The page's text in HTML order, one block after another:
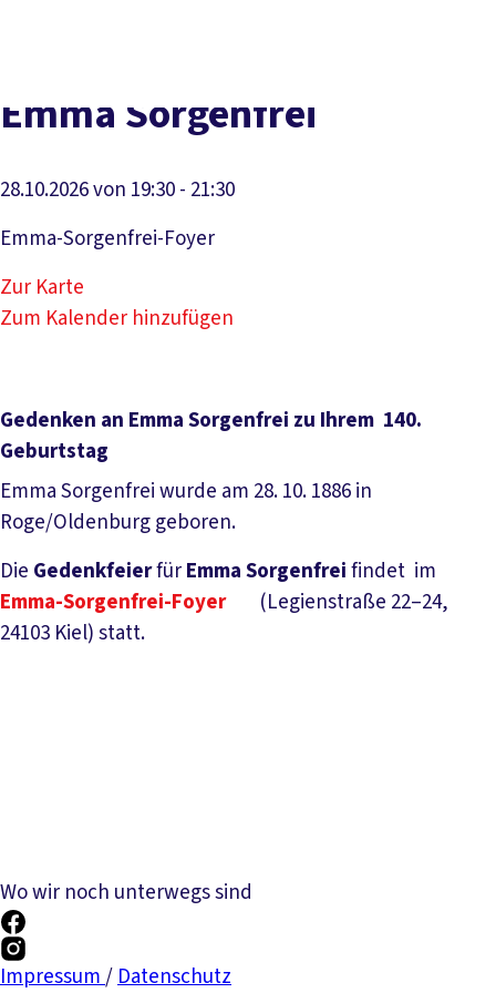
Emma Sorgenfrei
28.10.2026 von 19:30 - 21:30
Emma-Sorgenfrei-Foyer
Zur Karte
Zum Kalender hinzufügen
Gedenken an Emma Sorgenfrei zu Ihrem 140.
Geburtstag
Emma Sorgenfrei wurde am 28. 10. 1886 in
Roge/Oldenburg geboren.
Die GedenkfeierfürEmma Sorgenfreifindet im
Emma-Sorgenfrei-Foyer
(Legienstraße 22–24,
24103 Kiel) statt.
Wo wir noch unterwegs sind
Impressum/Datenschutz